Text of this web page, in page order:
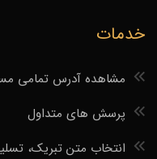
خدمات
مشاهده آدرس تمامی
پرسش های متداول
انتخاب متن تبریک،